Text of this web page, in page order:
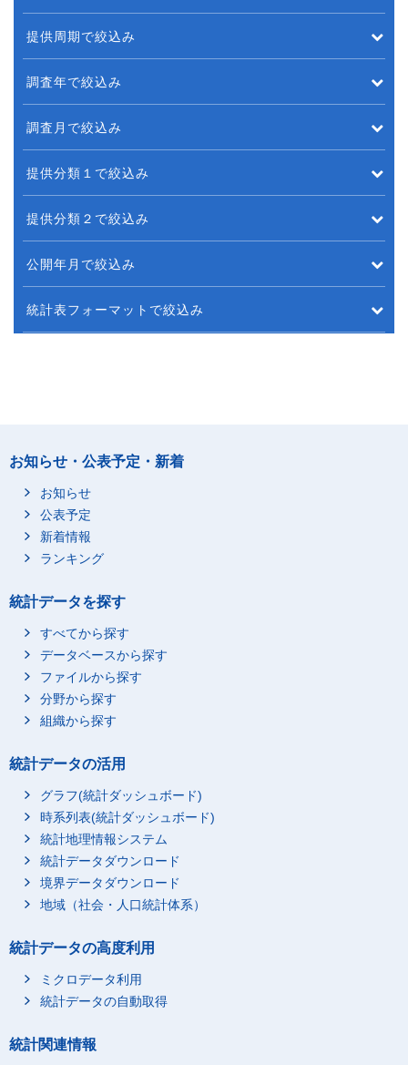
提供周期で絞込み
調査年で絞込み
調査月で絞込み
提供分類１で絞込み
提供分類２で絞込み
公開年月で絞込み
統計表フォーマットで絞込み
お知らせ・公表予定・新着
お知らせ
公表予定
新着情報
ランキング
統計データを探す
すべてから探す
データベースから探す
ファイルから探す
分野から探す
組織から探す
統計データの活用
グラフ(統計ダッシュボード)
時系列表(統計ダッシュボード)
統計地理情報システム
統計データダウンロード
境界データダウンロード
地域（社会・人口統計体系）
統計データの高度利用
ミクロデータ利用
統計データの自動取得
統計関連情報